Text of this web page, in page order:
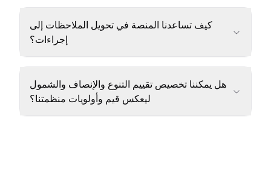
كيف تساعدنا المنصة في تحويل الملاحظات إلى
إجراءات؟
هل يمكننا تخصيص تقييم التنوع والإنصاف والشمول
ليعكس قيم وأولويات منظمتنا؟